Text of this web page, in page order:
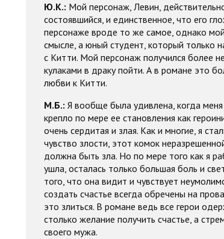
Ю.К.: Мой персонаж, Левин,
состоявшийся, и единственное, что его
персонаже вроде то же самое, однако
смысле, а юный студент, который только
с Китти. Мой персонаж получился более
кулаками в драку пойти. А в романе это
любви к Китти.
М.Б.: Я вообще была удивлена, когда
крепло по мере ее становления как
очень сердитая и злая. Как и многие, я
чувство злости, этот комок
должна быть зла. Но по мере того как я
ушла, осталась только большая боль и
того, что она видит и чувствует
создать счастье всегда обречены на
это злиться. В романе ведь все герои
столько желание получить счастье, а
своего мужа.